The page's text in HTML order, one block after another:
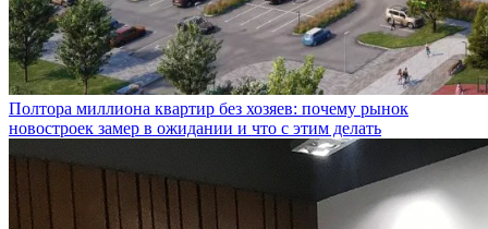
Полтора миллиона квартир без хозяев: почему рынок
новостроек замер в ожидании и что с этим делать